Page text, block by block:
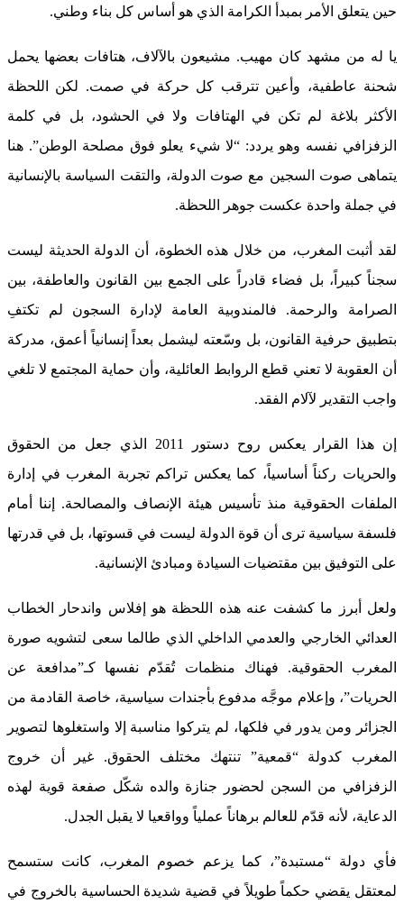
حين يتعلق الأمر بمبدأ الكرامة الذي هو أساس كل بناء وطني.
يا له من مشهد كان مهيب. مشيعون بالآلاف، هتافات بعضها يحمل
شحنة عاطفية، وأعين تترقب كل حركة في صمت. لكن اللحظة
الأكثر بلاغة لم تكن في الهتافات ولا في الحشود، بل في كلمة
الزفزافي نفسه وهو يردد: “لا شيء يعلو فوق مصلحة الوطن”. هنا
يتماهى صوت السجين مع صوت الدولة، والتقت السياسة بالإنسانية
في جملة واحدة عكست جوهر اللحظة.
لقد أثبت المغرب، من خلال هذه الخطوة، أن الدولة الحديثة ليست
سجناً كبيراً، بل فضاء قادراً على الجمع بين القانون والعاطفة، بين
الصرامة والرحمة. فالمندوبية العامة لإدارة السجون لم تكتفِ
بتطبيق حرفية القانون، بل وسّعته ليشمل بعداً إنسانياً أعمق، مدركة
أن العقوبة لا تعني قطع الروابط العائلية، وأن حماية المجتمع لا تلغي
واجب التقدير لآلام الفقد.
إن هذا القرار يعكس روح دستور 2011 الذي جعل من الحقوق
والحريات ركناً أساسياً، كما يعكس تراكم تجربة المغرب في إدارة
الملفات الحقوقية منذ تأسيس هيئة الإنصاف والمصالحة. إننا أمام
فلسفة سياسية ترى أن قوة الدولة ليست في قسوتها، بل في قدرتها
على التوفيق بين مقتضيات السيادة ومبادئ الإنسانية.
ولعل أبرز ما كشفت عنه هذه اللحظة هو إفلاس واندحار الخطاب
العدائي الخارجي والعدمي الداخلي الذي طالما سعى لتشويه صورة
المغرب الحقوقية. فهناك منظمات تُقدّم نفسها كـ”مدافعة عن
الحريات”، وإعلام موجَّه مدفوع بأجندات سياسية، خاصة القادمة من
الجزائر ومن يدور في فلكها، لم يتركوا مناسبة إلا واستغلوها لتصوير
المغرب كدولة “قمعية” تنتهك مختلف الحقوق. غير أن خروج
الزفزافي من السجن لحضور جنازة والده شكّل صفعة قوية لهذه
الدعاية، لأنه قدّم للعالم برهاناً عملياً وواقعيا لا يقبل الجدل.
فأي دولة “مستبدة”، كما يزعم خصوم المغرب، كانت ستسمح
لمعتقل يقضي حكماً طويلاً في قضية شديدة الحساسية بالخروج في